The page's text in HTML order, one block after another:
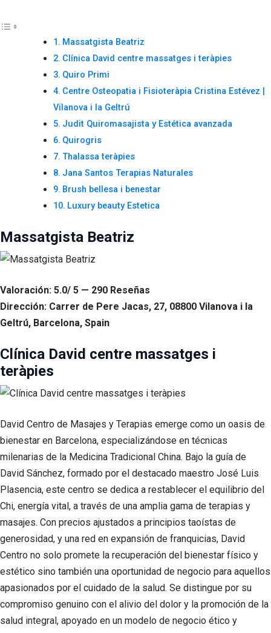
Massatgista Beatriz
Clínica David centre massatges i teràpies
Quiro Primi
Centre Osteopatia i Fisioteràpia Cristina Estévez |
Vilanova i la Geltrú
Judit Quiromasajista y Estética avanzada
Quirogris
Thalassa teràpies
Jana Santos Terapias Naturales
Brush bellesa i benestar
Luxury beauty Estetica
Massatgista Beatriz
Valoración: 5.0/ 5 — 290 Reseñas
Dirección: Carrer de Pere Jacas, 27, 08800 Vilanova i la
Geltrú, Barcelona, Spain
Clínica David centre massatges i
teràpies
David Centro de Masajes y Terapias emerge como un oasis de
bienestar en Barcelona, especializándose en técnicas
milenarias de la Medicina Tradicional China. Bajo la guía de
David Sánchez, formado por el destacado maestro José Luis
Plasencia, este centro se dedica a restablecer el equilibrio del
Chi, energía vital, a través de una amplia gama de terapias y
masajes. Con precios ajustados a principios taoístas de
generosidad, y una red en expansión de franquicias, David
Centro no solo promete la recuperación del bienestar físico y
estético sino también una oportunidad de negocio para aquellos
apasionados por el cuidado de la salud. Se distingue por su
compromiso genuino con el alivio del dolor y la promoción de la
salud integral, apoyado en un modelo de negocio ético y